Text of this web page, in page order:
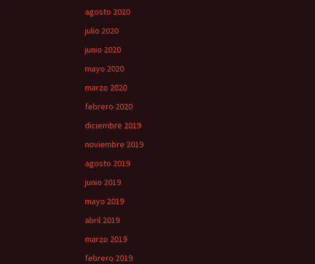
agosto 2020
julio 2020
junio 2020
mayo 2020
marzo 2020
febrero 2020
diciembre 2019
noviembre 2019
agosto 2019
junio 2019
mayo 2019
abril 2019
marzo 2019
febrero 2019